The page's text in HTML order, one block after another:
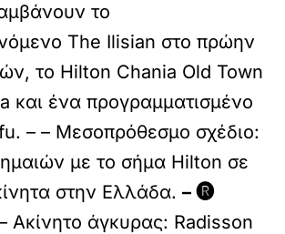
το
The Ilisian στο πρώην
το Hilton Chania Old Town
και ένα προγραμματισμένο
– – Μεσοπρόθεσμο σχέδιο:
με το σήμα Hilton σε
στην Ελλάδα.– 🅡
Ακίνητο άγκυρας: Radisson